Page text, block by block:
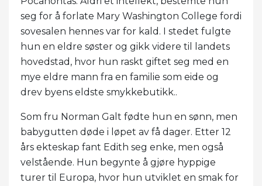
seg for å forlate Mary Washington College fordi
sovesalen hennes var for kald. I stedet fulgte
hun en eldre søster og gikk videre til landets
hovedstad, hvor hun raskt giftet seg med en
mye eldre mann fra en familie som eide og
drev byens eldste smykkebutikk..
Som fru Norman Galt fødte hun en sønn, men
babygutten døde i løpet av få dager. Etter 12
års ekteskap fant Edith seg enke, men også
velstående. Hun begynte å gjøre hyppige
turer til Europa, hvor hun utviklet en smak for